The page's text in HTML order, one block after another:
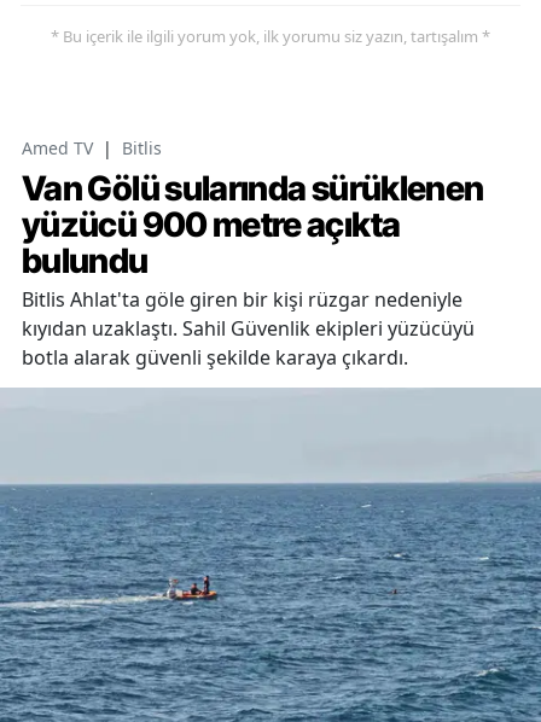
* Bu içerik ile ilgili yorum yok, ilk yorumu siz yazın, tartışalım *
Amed TV | Bitlis
Van Gölü sularında sürüklenen
yüzücü 900 metre açıkta
bulundu
Bitlis Ahlat'ta göle giren bir kişi rüzgar nedeniyle
kıyıdan uzaklaştı. Sahil Güvenlik ekipleri yüzücüyü
botla alarak güvenli şekilde karaya çıkardı.